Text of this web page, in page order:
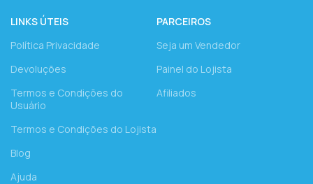
LINKS ÚTEIS
Política Privacidade
Devoluções
Termos e Condições do
Usuário
Termos e Condições do Lojista
Blog
Ajuda
PARCEIROS
Seja um Vendedor
Painel do Lojista
Afiliados